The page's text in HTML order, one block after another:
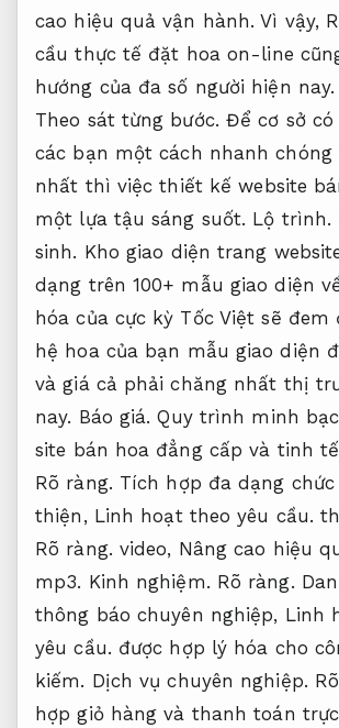
cao hiệu quả vận hành. Vì vậy,
cầu thực tế đặt hoa on-line
hướng của đa số người hiện
Theo sát từng bước. Để cơ sở
các bạn một cách nhanh chóng
nhất thì việc thiết kế website
một lựa tậu sáng suốt. Lộ trình.
sinh. Kho giao diện trang
dạng trên 100+ mẫu giao diện
hóa của cực kỳ Tốc Việt sẽ đem
hệ hoa của bạn mẫu giao diện
và giá cả phải chăng nhất thị
nay. Báo giá. Quy trình minh
site bán hoa đẳng cấp và tinh
Rõ ràng. Tích hợp đa dạng
thiện, Linh hoạt theo yêu cầu.
Rõ ràng. video, Nâng cao hiệu
mp3. Kinh nghiệm. Rõ ràng.
thông báo chuyên nghiệp, Linh
yêu cầu. được hợp lý hóa cho
kiếm. Dịch vụ chuyên nghiệp.
hợp giỏ hàng và thanh toán